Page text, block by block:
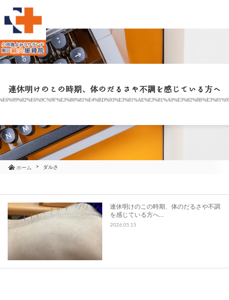
連休明けのこの時期、体のだるさや不調を感じている方へ
ホーム ダルさ
連休明けのこの時期、体のだるさや不調
を感じている方へ…
2026.05.15
当院のご紹介
お知らせ
ブログ
コラム
アクセス
スタッフ募集